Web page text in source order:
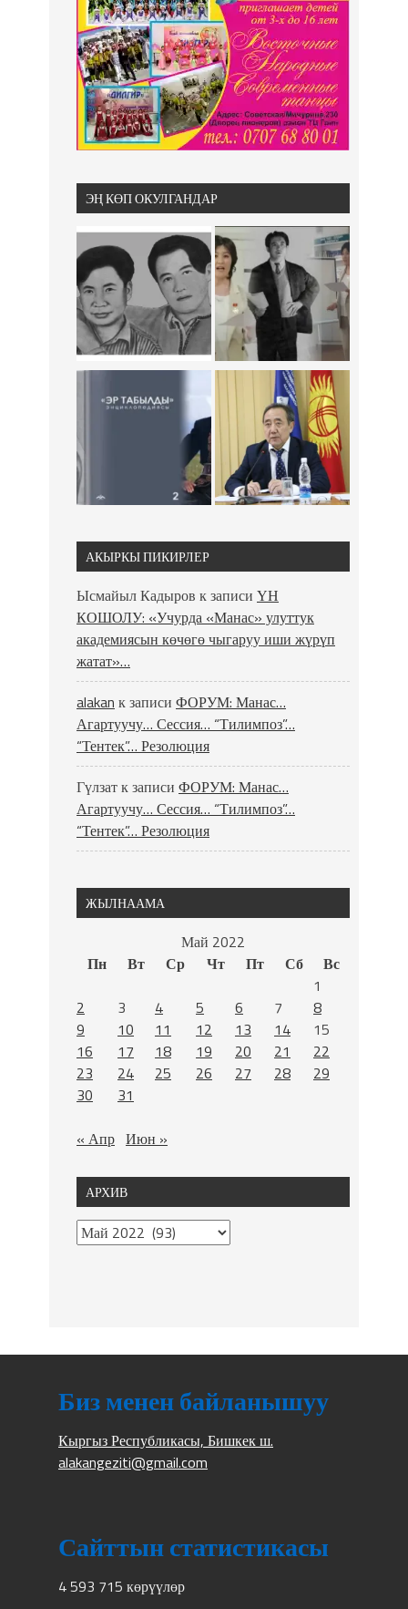
ЭҢ КӨП ОКУЛГАНДАР
АКЫРКЫ ПИКИРЛЕР
Ысмайыл Кадыров к записи ҮН
КОШОЛУ: «Учурда «Манас» улуттук
академиясын көчөгө чыгаруу иши жүрүп
жатат»…
alakan к записи ФОРУМ: Манас…
Агартуучу… Сессия… “Тилимпоз”…
“Тентек”… Резолюция
Гүлзатк записи ФОРУМ: Манас…
Агартуучу… Сессия… “Тилимпоз”…
“Тентек”… Резолюция
ЖЫЛНААМА
Май 2022
Пн
Вт Ср Чт Пт Сб
Вс
1
2
3 4 5 6 7
8
9
10 11 12 13 14
15
16
17 18 19 20 21
22
23
24 25 26 27 28
29
30
31
« Апр Июн »
АРХИВ
Биз менен байланышуу
Кыргыз Республикасы, Бишкек ш.
alakangeziti@gmail.com
Сайттын статистикасы
4 593 715 көрүүлөр